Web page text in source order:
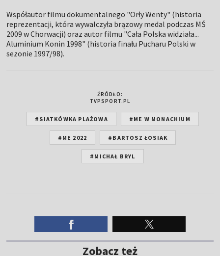
Współautor filmu dokumentalnego "Orły Wenty" (historia
reprezentacji, która wywalczyła brązowy medal podczas MŚ
2009 w Chorwacji) oraz autor filmu "Cała Polska widziała...
Aluminium Konin 1998" (historia finału Pucharu Polski w
sezonie 1997/98).
ŹRÓDŁO:
TVPSPORT.PL
#SIATKÓWKA PLAŻOWA #ME W MONACHIUM
#ME 2022 #BARTOSZ ŁOSIAK
#MICHAŁ BRYL
Zobacz też